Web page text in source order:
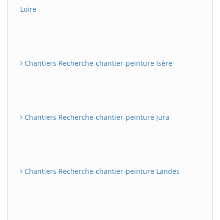
Loire
Chantiers Recherche-chantier-peinture Isère
Chantiers Recherche-chantier-peinture Jura
Chantiers Recherche-chantier-peinture Landes